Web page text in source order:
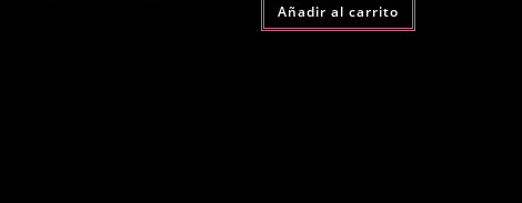
Añadir al carrito